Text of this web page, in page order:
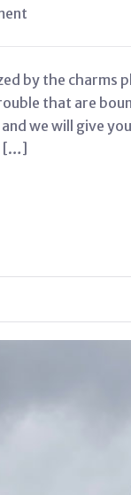
by the charms
that are
we will give
[…]